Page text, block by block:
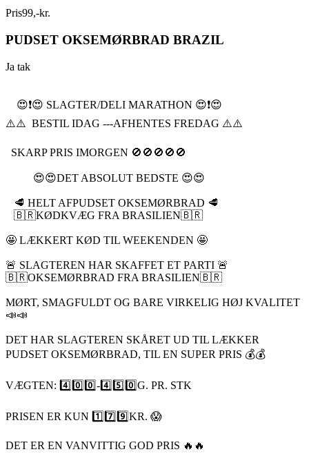
Pris99,-kr.
PUDSET OKSEMØRBRAD BRAZIL
Ja tak
😍❗️😍 SLAGTER/DELI MARATHON 😍❗️😍
⚠️⚠️ BESTIL IDAG ---AFHENTES FREDAG ⚠️⚠️
SKARP PRIS IMORGEN 🚫🚫🚫🚫🚫
😍😍DET ABSOLUT BEDSTE 😍😍
🥩 HELT AFPUDSET OKSEMØRBRAD 🥩
🇧🇷KØDKVÆG FRA BRASILIEN🇧🇷
🤩 LÆKKERT KØD TIL WEEKENDEN 🤩
🚨 SLAGTEREN HAR SKAFFET ET PARTI 🚨
🇧🇷OKSEMØRBRAD FRA BRASILIEN🇧🇷
MØRT, SMAGFULDT OG BARE VIRKELIG HØJ KVALITET
📣📣
DET HAR SLAGTEREN SKÅRET UD TIL LÆKKER
PUDSET OKSEMØRBRAD, TIL EN SUPER PRIS 💰💰
VÆGTEN: 4️⃣0️⃣0️⃣-4️⃣5️⃣0️⃣G. PR. STK
PRISEN ER KUN 1️⃣7️⃣9️⃣KR. 😱
DET ER EN VANVITTIG GOD PRIS 🔥🔥